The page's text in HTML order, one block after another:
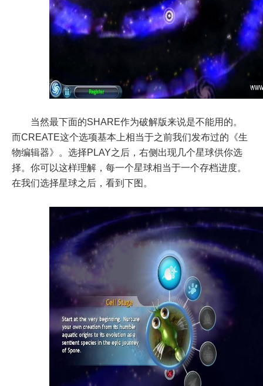
当然最下面的SHARE作为破解版来说是不能用的。
而CREATE这个选项基本上相当于之前我们发布过的《生
物编辑器》。选择PLAY之后，右侧出现几个星球供你选
择。你可以这样理解，每一个星球相当于一个存档进度。
在我们选择星球之后，看到下图。